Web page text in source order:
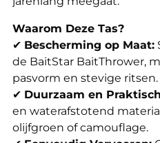
Waarom Deze Tas?
✔ Bescherming op Maat:
de BaitStar BaitThrower,
pasvorm en stevige ritsen.
✔ Duurzaam en
en waterafstotend
olijfgroen of camouflage.